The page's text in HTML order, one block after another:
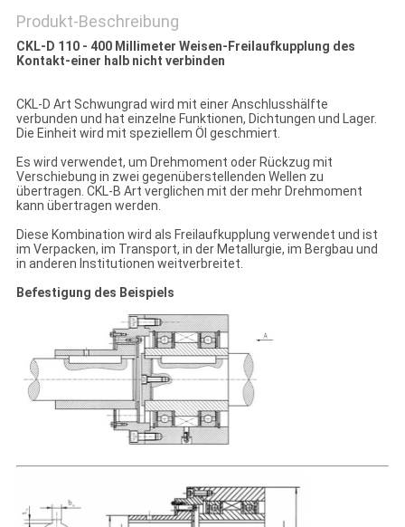
Produkt-Beschreibung
CKL-D 110 - 400 Millimeter Weisen-Freilaufkupplung des
Kontakt-einer halb nicht verbinden
CKL-D Art Schwungrad wird mit einer Anschlusshälfte
verbunden und hat einzelne Funktionen, Dichtungen und Lager.
Die Einheit wird mit speziellem Öl geschmiert.
Es wird verwendet, um Drehmoment oder Rückzug mit
Verschiebung in zwei gegenüberstellenden Wellen zu
übertragen. CKL-B Art verglichen mit der mehr Drehmoment
kann übertragen werden.
Diese Kombination wird als Freilaufkupplung verwendet und ist
im Verpacken, im Transport, in der Metallurgie, im Bergbau und
in anderen Institutionen weitverbreitet.
Befestigung des Beispiels